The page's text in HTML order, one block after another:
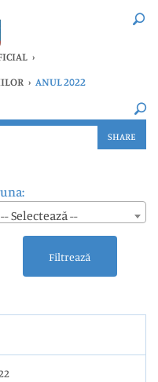
›
› ANUL 2022
×
SHARE
-- Selectează --
Filtrează